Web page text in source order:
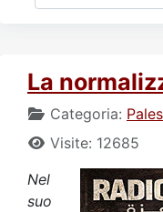
La
Categoria:
Visite: 12685
Nel
suo